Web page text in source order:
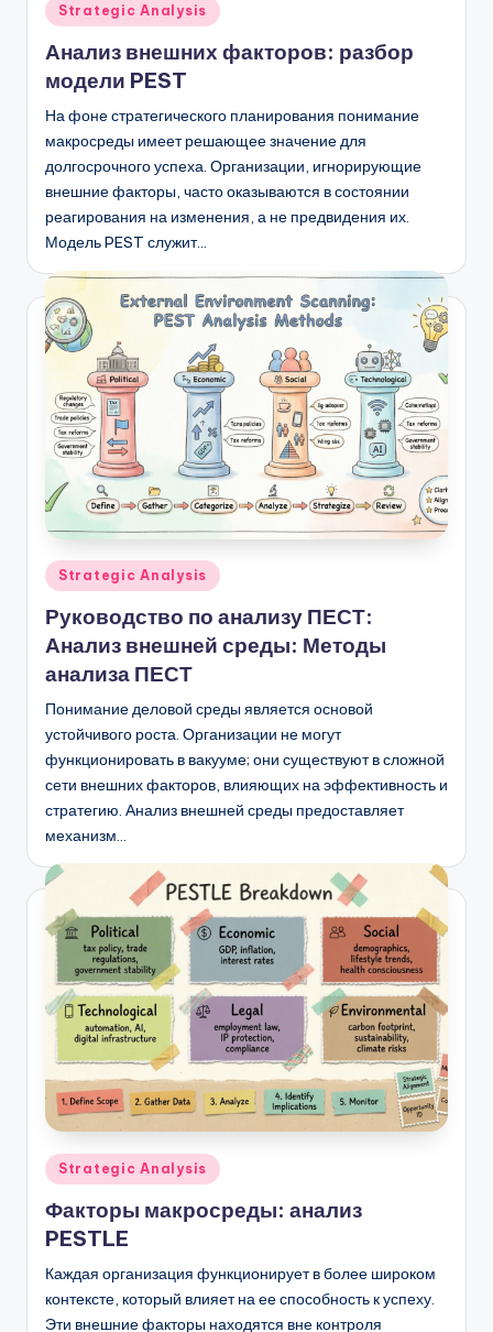
Опубликовано
Strategic Analysis
Анализ внешних факторов: разбор
модели PEST
На фоне стратегического планирования понимание
макросреды имеет решающее значение для
долгосрочного успеха. Организации, игнорирующие
внешние факторы, часто оказываются в состоянии
реагирования на изменения, а не предвидения их.
Модель PEST служит…
Опубликовано
Strategic Analysis
Руководство по анализу ПЕСТ:
Анализ внешней среды: Методы
анализа ПЕСТ
Понимание деловой среды является основой
устойчивого роста. Организации не могут
функционировать в вакууме; они существуют в сложной
сети внешних факторов, влияющих на эффективность и
стратегию. Анализ внешней среды предоставляет
механизм…
Опубликовано
Strategic Analysis
Факторы макросреды: анализ
PESTLE
Каждая организация функционирует в более широком
контексте, который влияет на ее способность к успеху.
Эти внешние факторы находятся вне контроля